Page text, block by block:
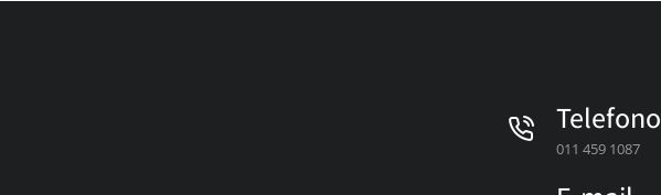
Telefono
011 459 1087